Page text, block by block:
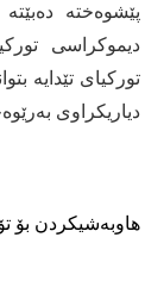
پێشوەختە
دیموکراسی
دیاریکراوی
هاوبەشیکردن بۆ